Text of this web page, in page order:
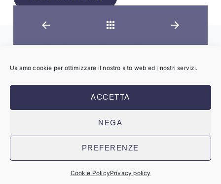
Usiamo cookie per ottimizzare il nostro sito web ed i nostri servizi.
ACCETTA
NEGA
PREFERENZE
Cookie PolicyPrivacy policy
Back
Copyright © 2023 Maurizio Vitagliano
SRL
Partita IVA: 06861051214
Sito web realizzato da Supernova
Technologies
Privacy Policy
Cookie Policy